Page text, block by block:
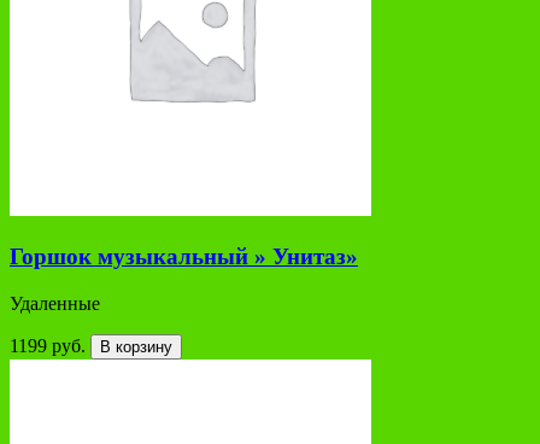
Горшок музыкальный » Унитаз»
Удаленные
1199 руб. В корзину